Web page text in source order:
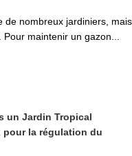
de nombreux jardiniers, mais
maintenir un gazon...
un Jardin Tropical
pour la régulation du